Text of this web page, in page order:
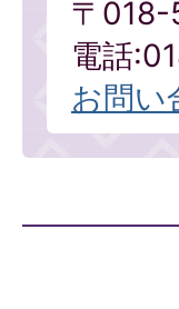
〒018-
電話
お問い